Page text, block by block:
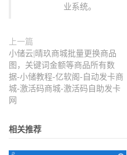
业系统。
上一篇
小储云|晴玖商城批量更换商品
图，关键词金额等商品所有数
据-小储教程-亿软阁-自动发卡商
城-激活码商城-激活码自助发卡
网
相关推荐